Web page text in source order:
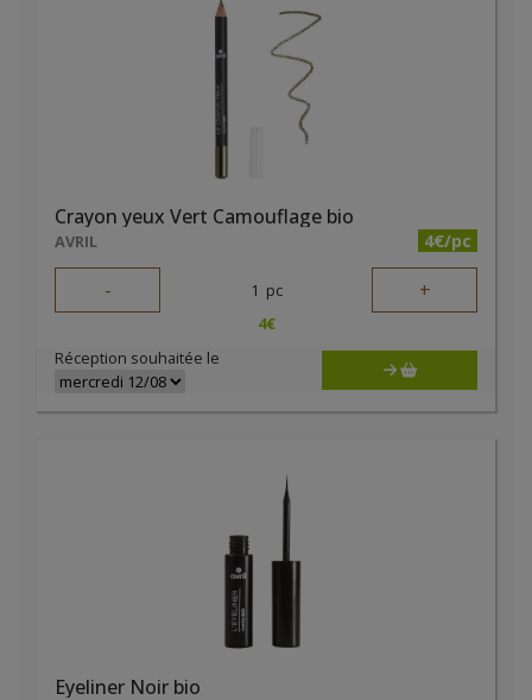
Crayon yeux Vert Camouflage bio
AVRIL 4€/pc
- 1 pc +
4€
Réception souhaitée le
Eyeliner Noir bio